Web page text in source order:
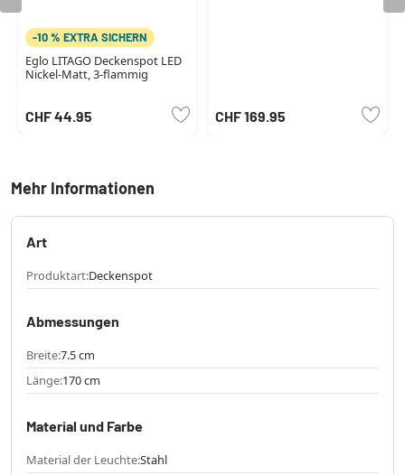
-10 % EXTRA SICHERN
Eglo LITAGO Deckenspot LED
Nickel-Matt, 3-flammig
CHF 44.95 CHF 169.95
Mehr Informationen
Art
Produktart:Deckenspot
Abmessungen
Breite:7.5 cm
Länge:170 cm
Material und Farbe
Material der Leuchte:Stahl